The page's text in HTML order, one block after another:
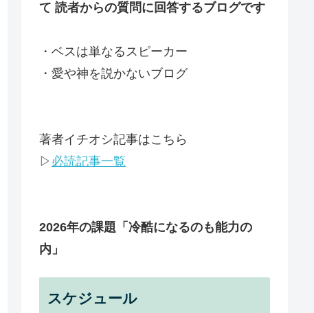
て 読者からの質問に回答するブログです
・ベスは単なるスピーカー
・愛や神を説かないブログ
著者イチオシ記事はこちら
▷ 必読記事一覧
2026年の課題 「冷酷になるのも能力の
内」
スケジュール